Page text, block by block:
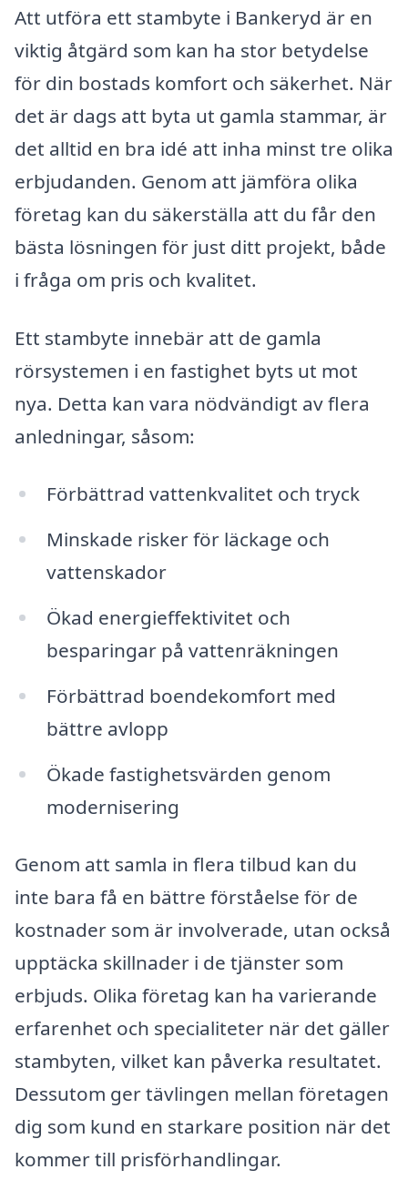
Att utföra ett stambyte i Bankeryd är en
viktig åtgärd som kan ha stor betydelse
för din bostads komfort och säkerhet. När
det är dags att byta ut gamla stammar, är
det alltid en bra idé att inha minst tre olika
erbjudanden. Genom att jämföra olika
företag kan du säkerställa att du får den
bästa lösningen för just ditt projekt, både
i fråga om pris och kvalitet.
Ett stambyte innebär att de gamla
rörsystemen i en fastighet byts ut mot
nya. Detta kan vara nödvändigt av flera
anledningar, såsom:
Förbättrad vattenkvalitet och tryck
Minskade risker för läckage och
vattenskador
Ökad energieffektivitet och
besparingar på vattenräkningen
Förbättrad boendekomfort med
bättre avlopp
Ökade fastighetsvärden genom
modernisering
Genom att samla in flera tilbud kan du
inte bara få en bättre förståelse för de
kostnader som är involverade, utan också
upptäcka skillnader i de tjänster som
erbjuds. Olika företag kan ha varierande
erfarenhet och specialiteter när det gäller
stambyten, vilket kan påverka resultatet.
Dessutom ger tävlingen mellan företagen
dig som kund en starkare position när det
kommer till prisförhandlingar.